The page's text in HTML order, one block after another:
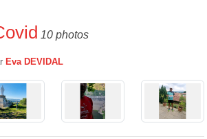
10 photos
Eva DEVIDAL